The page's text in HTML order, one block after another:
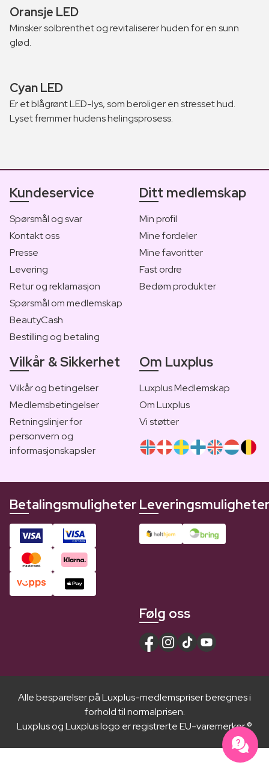
Oransje LED
Minsker solbrenthet og revitaliserer huden for en sunn
glød.
Cyan LED
Er et blågrønt LED-lys, som beroliger en stresset hud.
Lyset fremmer hudens helingsprosess.
Kundeservice
Spørsmål og svar
Kontakt oss
Presse
Levering
Retur og reklamasjon
Spørsmål om medlemskap
BeautyCash
Bestilling og betaling
Ditt medlemskap
Min profil
Mine fordeler
Mine favoritter
Fast ordre
Bedøm produkter
Vilkår & Sikkerhet
Vilkår og betingelser
Medlemsbetingelser
Retningslinjer for
personvern og
informasjonskapsler
Om Luxplus
Luxplus Medlemskap
Om Luxplus
Vi støtter
Betalingsmuligheter
Følg oss
Alle besparelser på Luxplus-medlemspriser beregnes i
forhold til normalprisen.
Luxplus og Luxplus logo er registrerte EU-varemerker ®